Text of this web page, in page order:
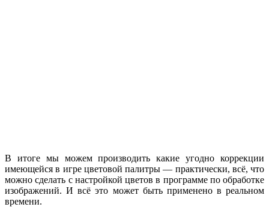
В итоге мы можемпроизводить какие угодно коррекции
имеющейсяв игрецветовой палитры — практически, всё, что
можно сделать с настройкой цветовв программепо обработке
изображений.И всё это может быть применено в реальном
времени.